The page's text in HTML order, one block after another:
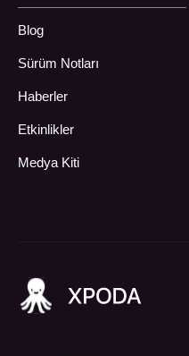
Blog
Sürüm Notları
Haberler
Etkinlikler
Medya Kiti